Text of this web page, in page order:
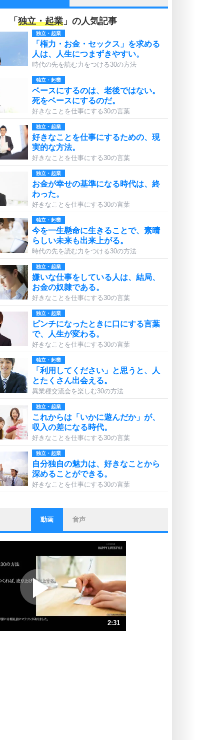
「 独立・起業 」の人気記事
独立・起業
「権力・お金・セックス」を求める
人は、人生につまずきやすい。
時代の先を読む力をつける30の方法
独立・起業
ベースにするのは、老後ではない。
死をベースにするのだ。
好きなことを仕事にする30の言葉
独立・起業
好きなことを仕事にするための、現
実的な方法。
好きなことを仕事にする30の言葉
独立・起業
お金が幸せの基準になる時代は、終
わった。
好きなことを仕事にする30の言葉
独立・起業
今を一生懸命に生きることで、素晴
らしい未来も出来上がる。
時代の先を読む力をつける30の方法
独立・起業
嫌いな仕事をしている人は、結局、
お金の奴隷である。
好きなことを仕事にする30の言葉
独立・起業
ピンチになったときに口にする言葉
で、人生が変わる。
好きなことを仕事にする30の言葉
独立・起業
「利用してください」と思うと、人
とたくさん出会える。
異業種交流会を楽しむ30の方法
独立・起業
これからは「いかに遊んだか」が、
収入の差になる時代。
好きなことを仕事にする30の言葉
独立・起業
自分独自の魅力は、好きなことから
深めることができる。
好きなことを仕事にする30の言葉
ストレス対策
他人と比べない。
いっそのこと、他人を見ない。
ポジティブになれない原因は、行動
しないから。
ポジティブ思考になる30の方法
ストレス対策
動画 音声
2:31